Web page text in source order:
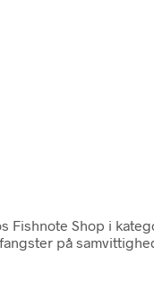
Fishnote Shop i
på